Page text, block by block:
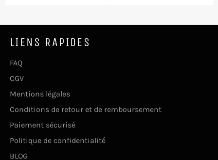
LIENS RAPIDES
FAQ
CGV
Mentions légales
Conditions de retour et de remboursement
Paiement sécurisé
Politique de confidentialité
BLOG